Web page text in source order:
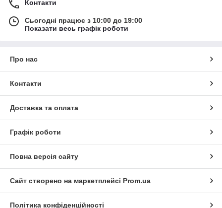
Контакти
Сьогодні працює з 10:00 до 19:00
Показати весь графік роботи
Про нас
Контакти
Доставка та оплата
Графік роботи
Повна версія сайту
Сайт створено на маркетплейсі Prom.ua
Політика конфіденційності